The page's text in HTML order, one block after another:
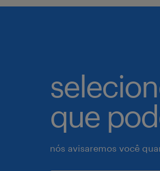
que
nós avisaremos você